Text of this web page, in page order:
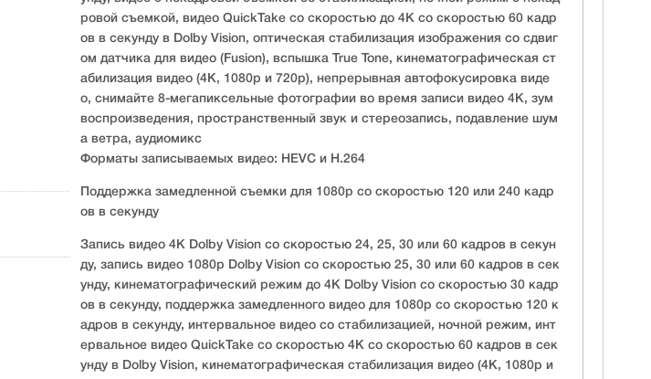
ровой съемкой, видео QuickTake со скоростью до 4K со скоростью 60 кадр
ов в секунду в Dolby Vision, оптическая стабилизация изображения со сдвиг
ом датчика для видео (Fusion), вспышка True Tone, кинематографическая ст
абилизация видео (4K, 1080p и 720p), непрерывная автофокусировка виде
о, снимайте 8-мегапиксельные фотографии во время записи видео 4K, зум
воспроизведения, пространственный звук и стереозапись, подавление шум
а ветра, аудиомикс
Форматы записываемых видео: HEVC и H.264
Поддержка замедленной съемки для 1080p со скоростью 120 или 240 кадр
ов в секунду
Запись видео 4K Dolby Vision со скоростью 24, 25, 30 или 60 кадров в секун
ду, запись видео 1080p Dolby Vision со скоростью 25, 30 или 60 кадров в сек
унду, кинематографический режим до 4K Dolby Vision со скоростью 30 кадр
ов в секунду, поддержка замедленного видео для 1080p со скоростью 120 к
адров в секунду, интервальное видео со стабилизацией, ночной режим, инт
ервальное видео QuickTake со скоростью 4K со скоростью 60 кадров в сек
унду в Dolby Vision, кинематографическая стабилизация видео (4K, 1080p и